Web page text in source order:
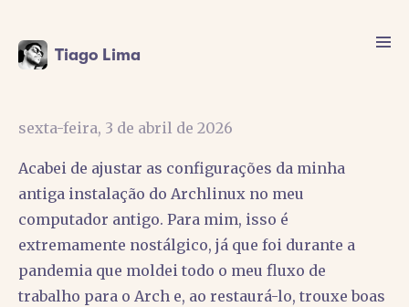
Tiago Lima
sexta-feira, 3 de abril de 2026
Acabei de ajustar as configurações da minha
antiga instalação do Archlinux no meu
computador antigo. Para mim, isso é
extremamente nostálgico, já que foi durante a
pandemia que moldei todo o meu fluxo de
trabalho para o Arch e, ao restaurá-lo, trouxe boas